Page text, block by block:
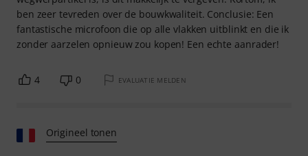
ben zeer tevreden over de bouwkwaliteit. Conclusie: Een
fantastische microfoon die op alle vlakken uitblinkt en die ik
zonder aarzelen opnieuw zou kopen! Een echte aanrader!
4 0 EVALUATIE MELDEN
Origineel tonen